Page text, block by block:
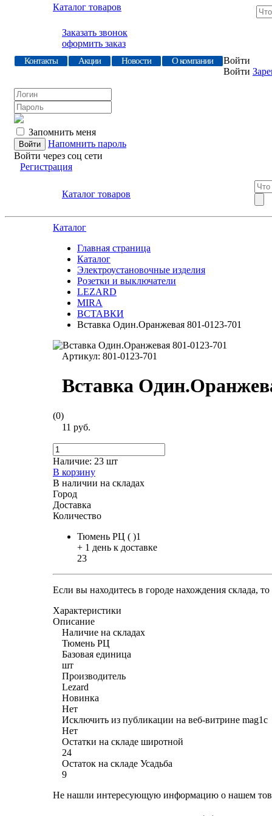
Каталог товаров
Заказать звонок
оформить заказ
Контакты Акции Новости О компании
Войти
Войти
Запомнить меня
Напомнить пароль
Войти через соц сети
Регистрация
Каталог товаров
Каталог
Главная страница
Каталог
Электроустановочные изделия
Розетки и выключатели
LEZARD
MIRA
ВСТАВКИ
Вставка Один.Оранжевая 801-0123-701
Артикул: 801-0123-701
Вставка
(0)
11 руб.
Наличие: 23 шт
В корзину
В наличии на складах
Город
Доставка
Количество
Тюмень РЦ ( )1
+ 1 день к доставке
23
Если вы находитесь в городе нахождения склада,
Характеристики
Описание
Наличие на складах
Тюмень РЦ
Базовая единица
шт
Производитель
Lezard
Новинка
Нет
Исключить из публикации на веб-витрине mag1c
Нет
Остатки на складе широтной
24
Остаток на складе Усадьба
9
Не нашли интересующую информацию о нашем